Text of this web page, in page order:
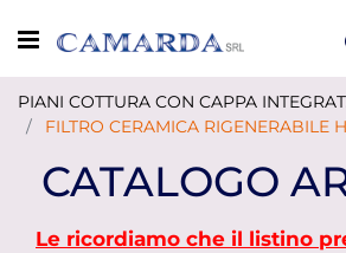
Open menu
PIANI COTTURA CON CAPPA
FILTRO CERAMICA RIGENERABILE
CATALOGO
Le ricordiamo che il listino